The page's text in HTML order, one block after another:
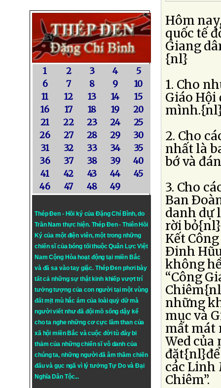
1 2 3 4
5
6
7 8 9
10
11
12 13 14
15
16
17 18 19
20
21
22 23 24
25
26
27 28 29
30
31
32 33 34
35
36
37 38 39
40
41
42 43 44
45
46
47 48 49
Thép Đen - Hồi ký của Đặng Chí Bình, do
Trần Nam thực hiện. Thép Đen- Thiên Hồi
Ký của một điện viên, một trong những
chiến sĩ của bóng tối thuộc Quân Lực Việt
Nam Cộng Hòa hoạt động tại miền Bắc
và đã sa vào tay giặc. Thép Đen phơi bày
tất cả những sự thật kinh khiếp vượt trí
tưởng tượng của con người tại một vùng
đất mịt mù hắc ám của loài quỷ dữ mà
người viết như đã đội mồ sống dậy kể
cho ta nghe những cơ cực lầm than của
xã hội miền Bắc và cuộc đời tù đày bi
thảm của những chiến sĩ vô danh của
chúng ta, những người đã âm thầm chiến
đấu và gục ngã vì lý tưởngTự DovàĐại
Nghĩa Dân Tộc...
Hôm
quốc tế
Giang
{nl}
1. Cho
Giáo
2. Cho
nhất là
bớ và
3. Cho
Ban
danh dự
rời
Kết
Ðinh
không
“Công
những
mục và
mất mát
Wed
các Linh
Chiêm”.